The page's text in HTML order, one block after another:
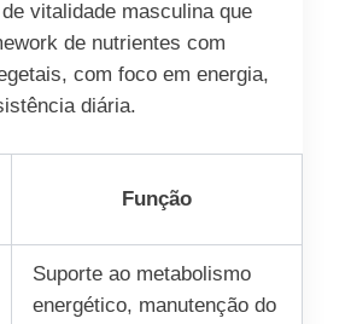
vitalidade masculina que
de nutrientes com
com foco em energia,
diária.
Função
Suporte ao metabolismo
energético, manutenção do